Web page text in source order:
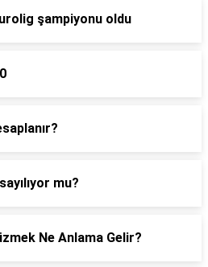
şampiyonu oldu
mu?
Ne Anlama Gelir?